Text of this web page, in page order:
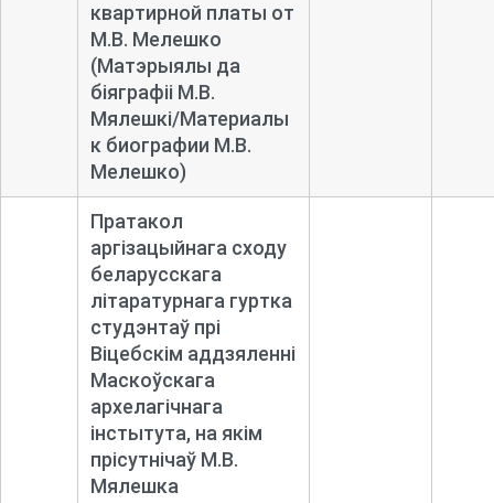
квартирной платы от
М.В. Мелешко
(Матэрыялы да
біяграфіі М.В.
Мялешкі/Материалы
к биографии М.В.
Мелешко)
Пратакол
аргізацыйнага сходу
беларусскага
літаратурнага гуртка
студэнтаў прі
Віцебскім аддзяленні
Маскоўскага
архелагічнага
інстытута, на якім
прісутнічаў М.В.
Мялешка